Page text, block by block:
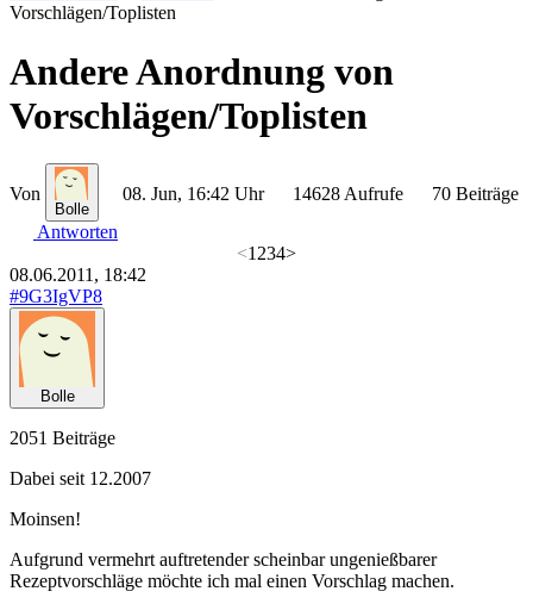
Vorschlägen/Toplisten
Andere Anordnung von
Vorschlägen/Toplisten
Von
Bolle
08. Jun, 16:42 Uhr 14628 Aufrufe
70 Beiträge
Antworten
<1 234>
08.06.2011, 18:42
#9G3IgVP8
Bolle
2051 Beiträge
Dabei seit 12.2007
Moinsen!
Aufgrund vermehrt auftretender scheinbar ungenießbarer
Rezeptvorschläge möchte ich mal einen Vorschlag machen.